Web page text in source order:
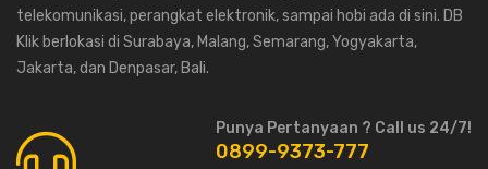
telekomunikasi, perangkat elektronik, sampai hobi ada di sini. DB
Klik berlokasi di Surabaya, Malang, Semarang, Yogyakarta,
Jakarta, dan Denpasar, Bali.
Punya Pertanyaan ? Call us 24/7!
0899-9373-777